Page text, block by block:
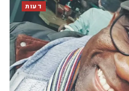
דעות